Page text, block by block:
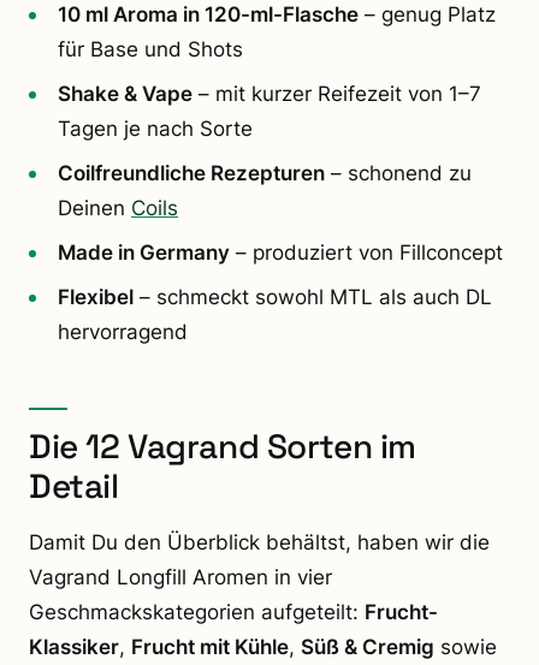
10 ml Aroma in 120-ml-Flasche – genug Platz
für Base und Shots
Shake & Vape – mit kurzer Reifezeit von 1–7
Tagen je nach Sorte
Coilfreundliche Rezepturen – schonend zu
Deinen Coils
Made in Germany – produziert von Fillconcept
Flexibel – schmeckt sowohl MTL als auch DL
hervorragend
Die 12 Vagrand Sorten im
Detail
Damit Du den Überblick behältst, haben wir die
Vagrand Longfill Aromen in vier
Geschmackskategorien aufgeteilt: Frucht-
Klassiker, Frucht mit Kühle, Süß & Cremig sowie